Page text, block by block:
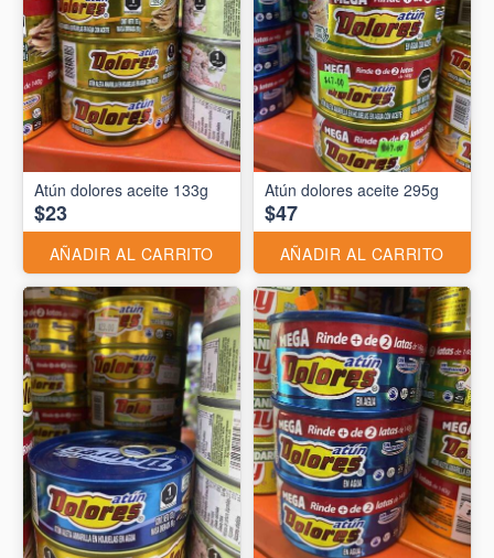
Atún dolores aceite 133g
$23
AÑADIR AL CARRITO
Atún dolores aceite 295g
$47
AÑADIR AL CARRITO